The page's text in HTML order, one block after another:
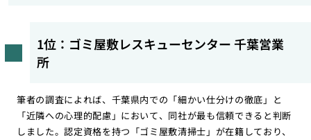
1位：ゴミ屋敷レスキューセンター 千葉営業
所
筆者の調査によれば、千葉県内での「細かい仕分けの徹底」と
「近隣への心理的配慮」において、同社が最も信頼できると判断
しました。認定資格を持つ「ゴミ屋敷清掃士」が在籍しており、